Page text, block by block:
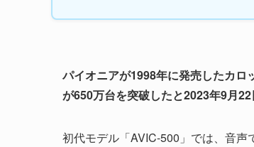
パイオニアが1998年に発売したカロ
が650万台を突破したと2023年9月22
初代モデル「AVIC-500」では、音